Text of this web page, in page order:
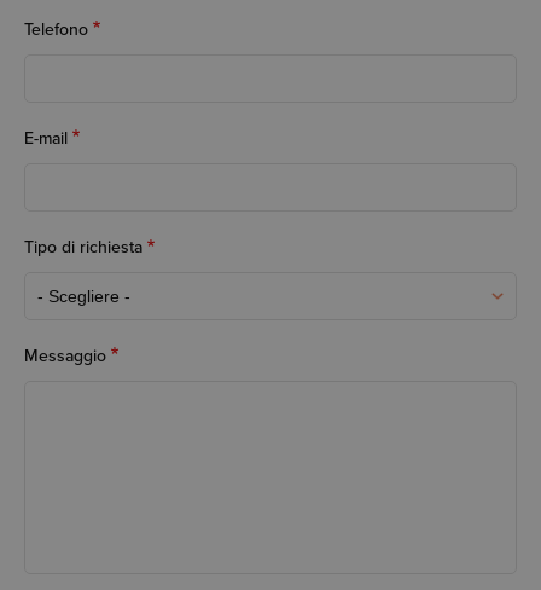
Telefono
E-mail
Tipo di richiesta
Tipo di richiesta
Messaggio